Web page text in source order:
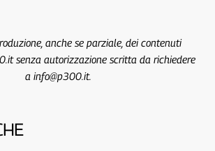
anche se parziale, dei contenuti
senza autorizzazione scritta da richiedere
a info@p300.it.